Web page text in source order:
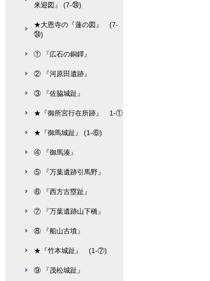
来迎図』 (7-㉔)
★大恩寺の『蓮の図』 (7-
㉔)
① 『広石の銅鐸』
② 『河原田遺跡』
③ 『佐脇城趾』
★『御所宮行在所跡』 1-①
★『御馬城趾』 (1-⑥)
④ 『御馬湊』
⑤ 『万葉遺跡引馬野』
⑥ 『西方古塁趾』
⑦ 『万葉遺跡山下橋』
⑧ 『船山古墳』
★『竹本城趾』 (1-⑦)
⑨ 『茂松城趾』